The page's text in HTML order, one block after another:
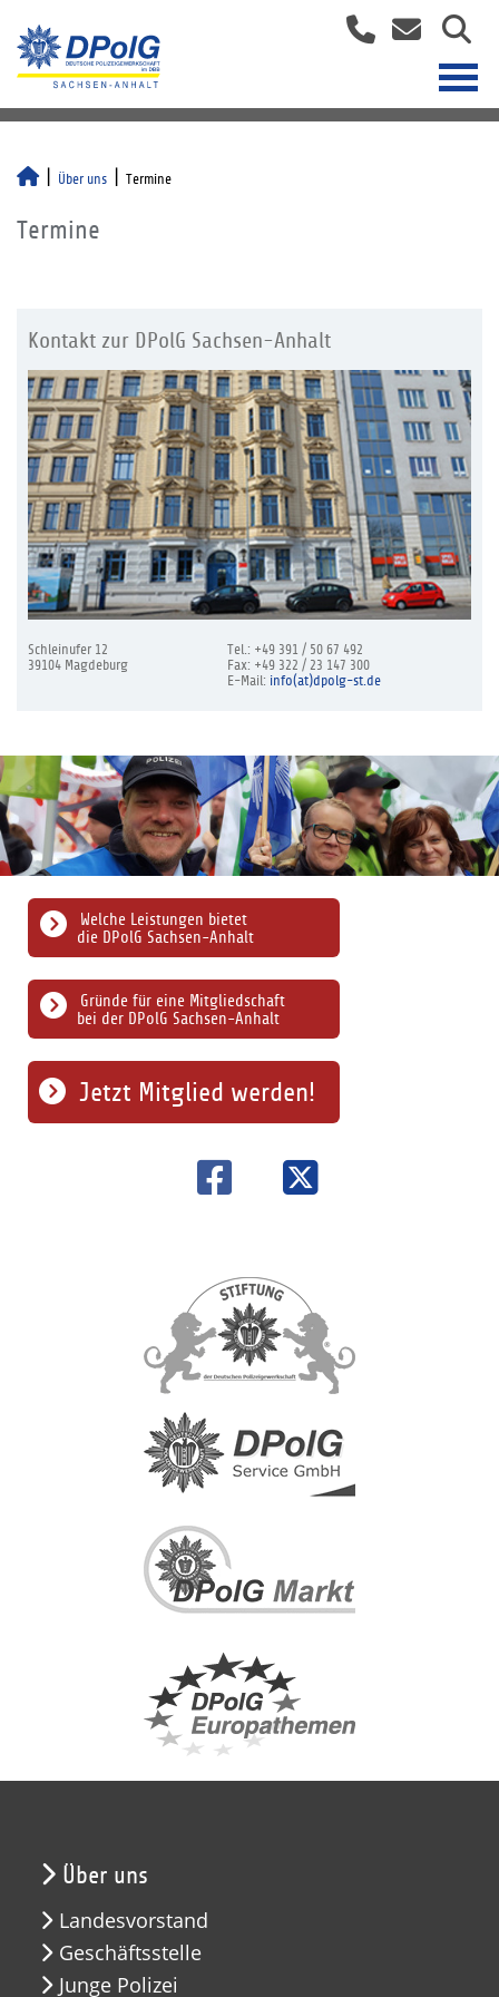
Über uns Termine
Termine
Kontakt zur DPolG Sachsen-Anhalt
Schleinufer 12
39104 Magdeburg
Tel.: +49 391 / 50 67 492
Fax: +49 322 / 23 147 300
E-Mail: info(at)dpolg-st.de
Gründe für eine Mitgliedschaft
bei der DPolG Sachsen-Anhalt
Welche Leistungen bietet
die DPolG Sachsen-Anhalt
Jetzt Mitglied werden!
Über uns
Landesvorstand
Geschäftsstelle
Junge Polizei